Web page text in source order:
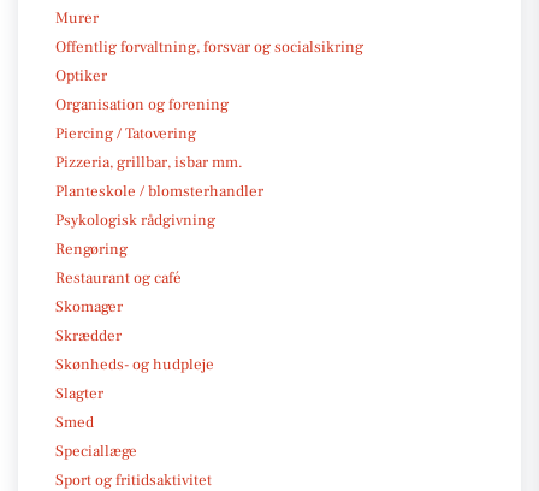
Murer
Offentlig forvaltning, forsvar og socialsikring
Optiker
Organisation og forening
Piercing / Tatovering
Pizzeria, grillbar, isbar mm.
Planteskole / blomsterhandler
Psykologisk rådgivning
Rengøring
Restaurant og café
Skomager
Skrædder
Skønheds- og hudpleje
Slagter
Smed
Speciallæge
Sport og fritidsaktivitet